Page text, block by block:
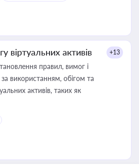
віртуальних активів +13
правил, вимог і
використанням, обігом та
активів, таких як